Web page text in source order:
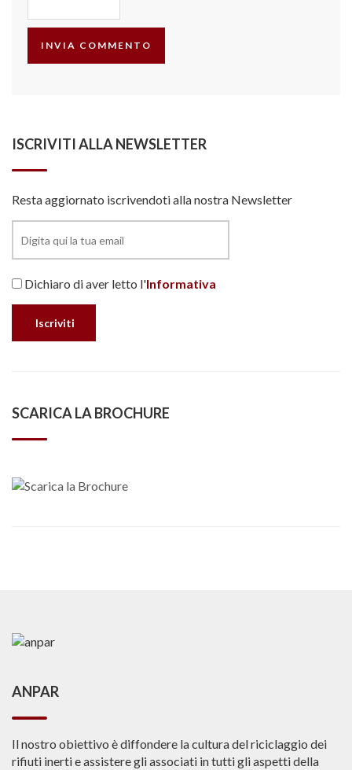
ISCRIVITI ALLA NEWSLETTER
Resta aggiornato iscrivendoti alla nostra Newsletter
Dichiaro di aver letto l'Informativa
SCARICA LA BROCHURE
ANPAR
Il nostro obiettivo è diffondere la cultura del riciclaggio dei
rifiuti inerti e assistere gli associati in tutti gli aspetti della